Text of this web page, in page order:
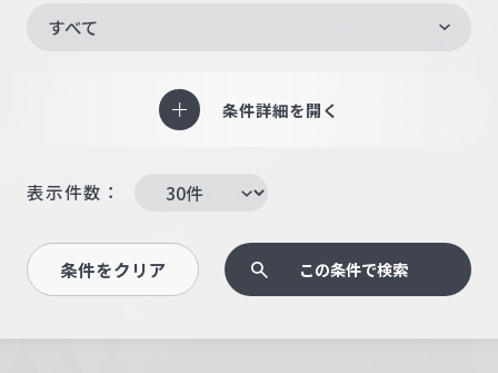
すべて
条件詳細を開く
表示件数：
条件をクリア この条件で検索